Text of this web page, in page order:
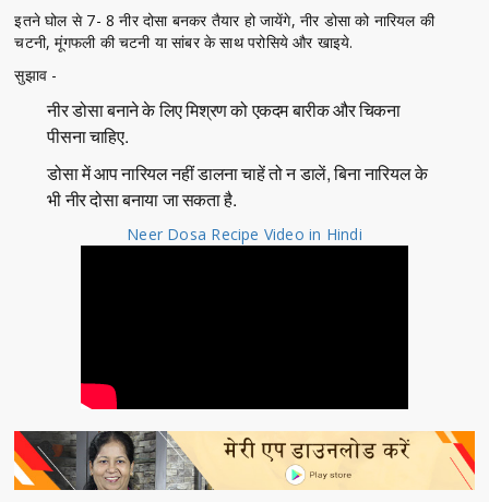
इतने घोल से 7- 8 नीर दोसा बनकर तैयार हो जायेंगे, नीर डोसा को नारियल की
चटनी, मूंगफली की चटनी या सांबर के साथ परोसिये और खाइये.
सुझाव -
नीर डोसा बनाने के लिए मिश्रण को एकदम बारीक और चिकना
पीसना चाहिए.
डोसा में आप नारियल नहीं डालना चाहें तो न डालें, बिना नारियल के
भी नीर दोसा बनाया जा सकता है.
Neer Dosa Recipe Video in Hindi